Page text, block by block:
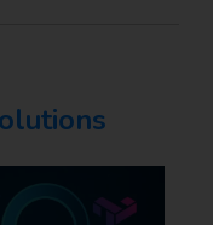
A
p